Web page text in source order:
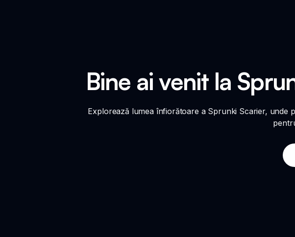
Bine ai venit la
Explorează lumea înfiorătoare a Sprunki Scarier, unde